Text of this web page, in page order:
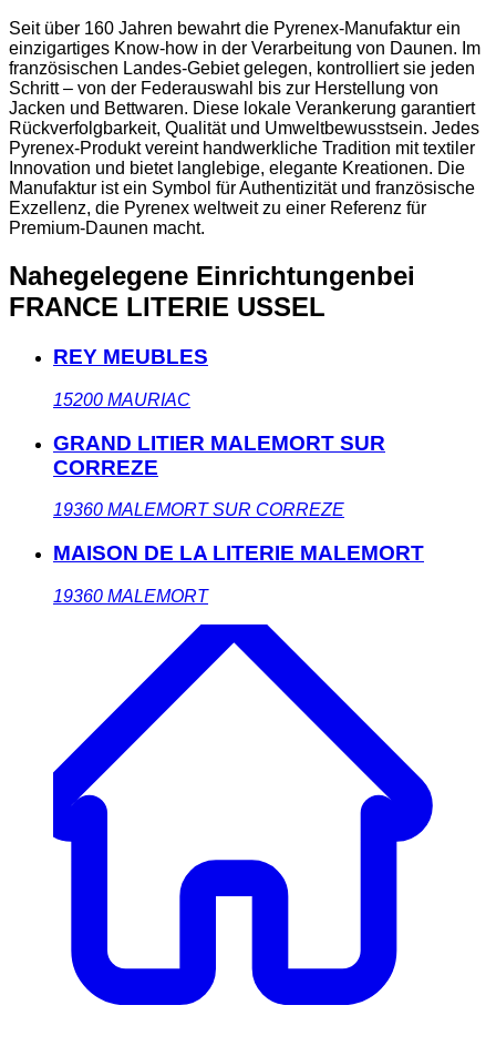
Seit über 160 Jahren bewahrt die Pyrenex-Manufaktur ein
einzigartiges Know-how in der Verarbeitung von Daunen. Im
französischen Landes-Gebiet gelegen, kontrolliert sie jeden
Schritt – von der Federauswahl bis zur Herstellung von
Jacken und Bettwaren. Diese lokale Verankerung garantiert
Rückverfolgbarkeit, Qualität und Umweltbewusstsein. Jedes
Pyrenex-Produkt vereint handwerkliche Tradition mit textiler
Innovation und bietet langlebige, elegante Kreationen. Die
Manufaktur ist ein Symbol für Authentizität und französische
Exzellenz, die Pyrenex weltweit zu einer Referenz für
Premium-Daunen macht.
Nahegelegene Einrichtungenbei
FRANCE LITERIE USSEL
REY MEUBLES
15200 MAURIAC
GRAND LITIER MALEMORT SUR
CORREZE
19360 MALEMORT SUR CORREZE
MAISON DE LA LITERIE MALEMORT
19360 MALEMORT